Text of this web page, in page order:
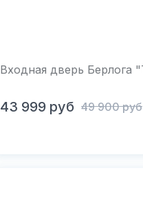
Входная дверь Берлога
В корзину
43 999 руб 49 900 руб